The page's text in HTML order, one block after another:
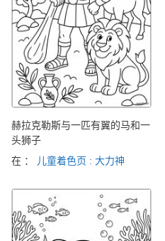
赫拉克勒斯与一匹有翼的马和一
头狮子
在 ：
儿童着色页 : 大力神